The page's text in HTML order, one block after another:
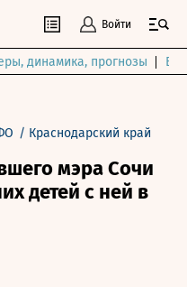
Войти
динамика, прогнозы
/ Краснодарский край
мэра Сочи
детей с ней в